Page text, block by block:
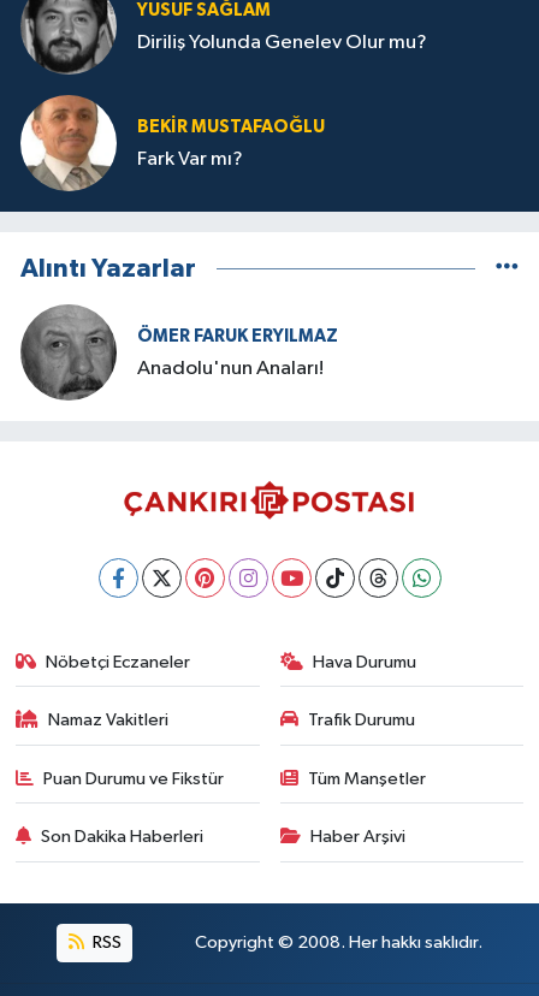
YUSUF SAĞLAM
Diriliş Yolunda Genelev Olur mu?
BEKIR MUSTAFAOĞLU
Fark Var mı?
Alıntı Yazarlar
ÖMER FARUK ERYILMAZ
Anadolu'nun Anaları!
Nöbetçi Eczaneler Hava Durumu
Namaz Vakitleri Trafik Durumu
Puan Durumu ve Fikstür Tüm Manşetler
Son Dakika Haberleri Haber Arşivi
RSS Copyright © 2008. Her hakkı saklıdır.